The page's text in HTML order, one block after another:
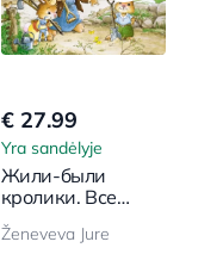
€ 27.99
Yra sandėlyje
Жили-были
кролики. Все
приключения в
одном томе
Ženeveva Jure